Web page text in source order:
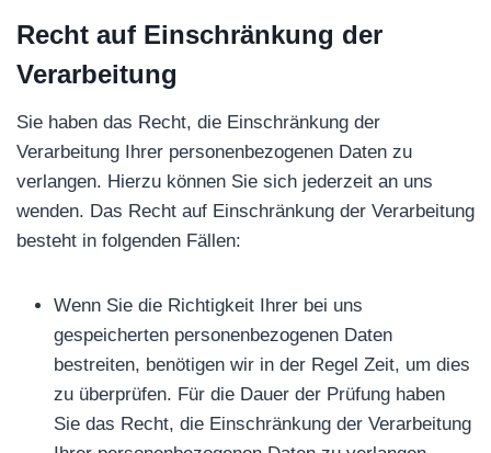
Recht auf Einschränkung der
Verarbeitung
Sie haben das Recht, die Einschränkung der
Verarbeitung Ihrer personenbezogenen Daten zu
verlangen. Hierzu können Sie sich jederzeit an uns
wenden. Das Recht auf Einschränkung der Verarbeitung
besteht in folgenden Fällen:
Wenn Sie die Richtigkeit Ihrer bei uns
gespeicherten personenbezogenen Daten
bestreiten, benötigen wir in der Regel Zeit, um dies
zu überprüfen. Für die Dauer der Prüfung haben
Sie das Recht, die Einschränkung der Verarbeitung